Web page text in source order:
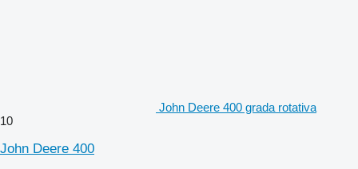
John Deere 400 grada rotativa
10
John Deere 400